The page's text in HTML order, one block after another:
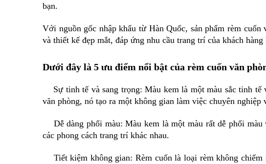
bạn.
Với nguồn gốc nhập khẩu từ Hàn Quốc, sản phẩm rèm
và thiết kế đẹp mắt, đáp ứng nhu cầu trang trí của khách
Dưới đây là 5 ưu điểm nổi bật của rèm cuốn văn
Sự tinh tế và sang trọng: Màu kem là một màu sắc tinh tế
văn phòng, nó tạo ra một không gian làm việc chuyên nghiệp
Dễ dàng phối màu: Màu kem là một màu rất dễ phối màu
các phong cách trang trí khác nhau.
Tiết kiệm không gian: Rèm cuốn là loại rèm không